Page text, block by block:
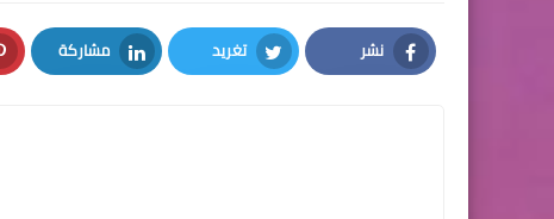
نشر
Facebook
تغريد
Twitter
مشاركة
LinkedIn